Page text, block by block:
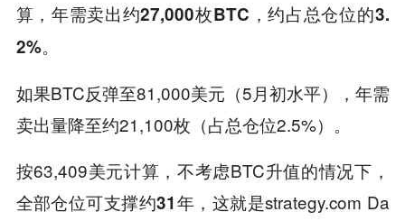
算， 年需卖出约27,000枚BTC ，约占总仓位的3.
2%。
如果BTC反弹至81,000美元（5月初水平），年需
卖出量降至约21,100枚（占总仓位2.5%）。
按63,409美元计算，不考虑BTC升值的情况下，
全部仓位可支撑约31年 ，这就是strategy.com Da